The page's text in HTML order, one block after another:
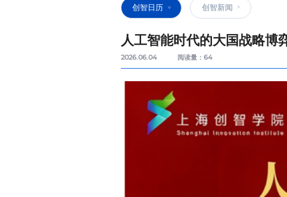
创智日历 创智新闻
人工智能时代的大国战略博
2026.06.04 阅读量： 64